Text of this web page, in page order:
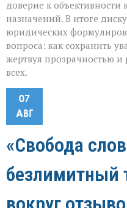
доверие к объективности
назначений. В итоге
юридических
вопроса: как сохранить
жертвуя прозрачностью
всех.
07
АВГ
«Свобода
безлимитный